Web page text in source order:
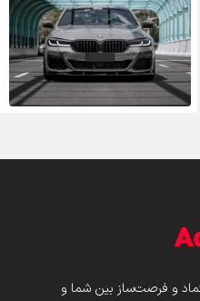
و فرصت‌ساز بین شما و